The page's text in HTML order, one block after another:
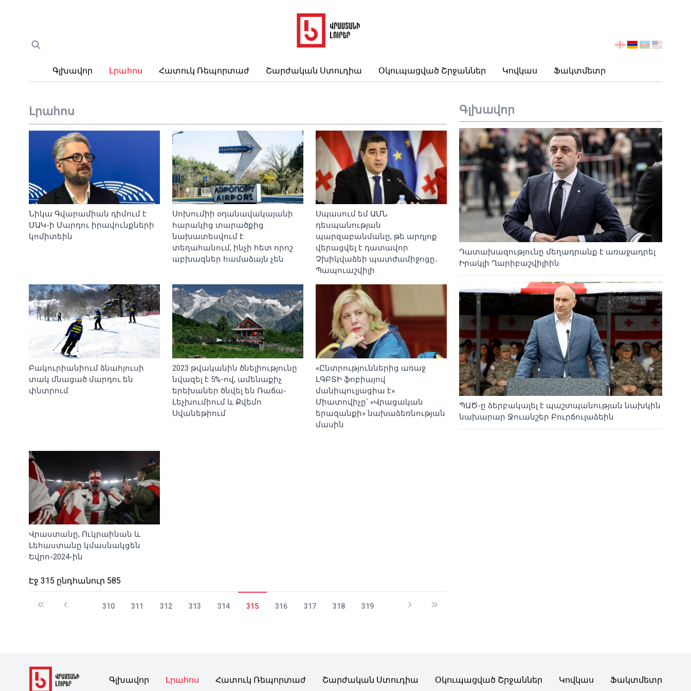
Գլխավոր Լրահոս Հատուկ Ռեպորտաժ Շարժական Ստուդիա Օկուպացված Շրջաններ Կովկաս Ֆակտմետր
აირჩიეთ
Լրահոս
Նիկա Գվարամիան դիմում է
ՄԱԿ-ի Մարդու իրավունքների
կոմիտեին
Սոխումիի օդանավակայանի
հարակից տարածքից
նախատեսվում է
տեղահանում, ինչի հետ որոշ
աբխազներ համաձայն չեն
Սպասում եմ ԱՄՆ
դեսպանության
պարզաբանմանը, թե արդյոք
վերացվել է դատավոր
Չխիկվաձեի պատժամիջոցը․
Պապուաշվիլի
Բակուրիանիում ձնահյուսի
տակ մնացած մարդու են
փնտրում
2023 թվականին ծնելիությունը
նվազել է 5%-ով, ամենաքիչ
երեխաներ ծնվել են Ռաճա-
Լեչխումիում և Քվեմո
Սվանեթիում
«Ընտրություններից առաջ
ԼԳԲՏԻ ֆոբիայով
մանիպուլյացիա է».
Միատովիչը՝ «Վրացական
երազանքի» նախաձեռնության
մասին
Վրաստանը, Ուկրաինան և
Լեհաստանը կմասնակցեն
Եվրո-2024-ին
Էջ 315 ընդհանուր 585
310 311 312 313 314 315 316 317 318 319
Գլխավոր
Դատախազությունը մեղադրանք է առաջադրել
Իրակլի Ղարիբաշվիլիին
ՊԱԾ-ը ձերբակալել է պաշտպանության նախկին
նախարար Ջուանշեր Բուրճուլաձեին
Գլխավոր Լրահոս Հատուկ Ռեպորտաժ Շարժական Ստուդիա Օկուպացված Շրջաններ Կովկաս Ֆակտմետր